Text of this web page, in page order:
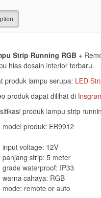
Strip Running RGB+
hias desain interior terbaru.
produk lampu serupa: LED
produk dapat dilihat di
produk lampu strip
model produk: ER9912
input voltage: 12V
panjang strip: 5 meter
grade waterproof: IP33
warna cahaya: RGB
mode: remote or auto